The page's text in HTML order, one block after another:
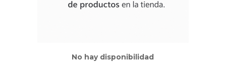
No hay disponibilidad